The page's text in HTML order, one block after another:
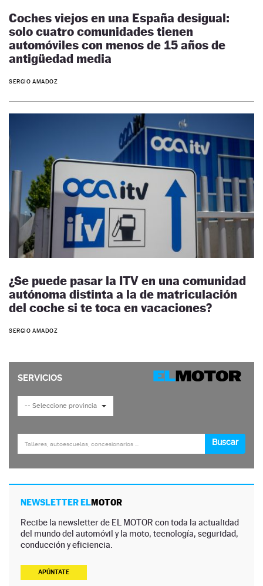
Coches viejos en una España desigual:
solo cuatro comunidades tienen
automóviles con menos de 15 años de
antigüedad media
SERGIO AMADOZ
¿Se puede pasar la ITV en una comunidad
autónoma distinta a la de matriculación
del coche si te toca en vacaciones?
SERGIO AMADOZ
NEWSLETTER ELMOTOR
Recibe la newsletter de EL MOTOR con toda la actualidad
del mundo del automóvil y la moto, tecnología, seguridad,
conducción y eficiencia.
APÚNTATE